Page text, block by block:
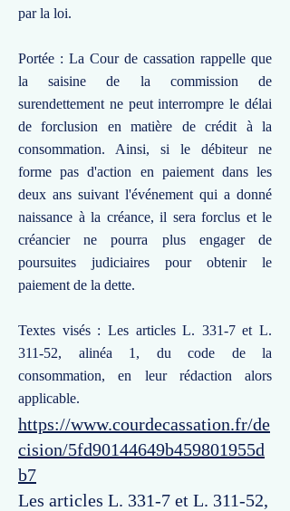
par la loi.
Portée : La Cour de cassation rappelle que
la saisine de la commission de
surendettement ne peut interrompre le délai
de forclusion en matière de crédit à la
consommation. Ainsi, si le débiteur ne
forme pas d'action en paiement dans les
deux ans suivant l'événement qui a donné
naissance à la créance, il sera forclus et le
créancier ne pourra plus engager de
poursuites judiciaires pour obtenir le
paiement de la dette.
Textes visés : Les articles L. 331-7 et L.
311-52, alinéa 1, du code de la
consommation, en leur rédaction alors
applicable.
https://www.courdecassation.fr/de
cision/5fd90144649b459801955d
b7
Les articles L. 331-7 et L. 311-52,